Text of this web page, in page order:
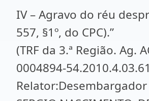
IV – Agravo do réu
557, §1º, do CPC).”
(TRF da 3.ª Região. Ag.
0004894-